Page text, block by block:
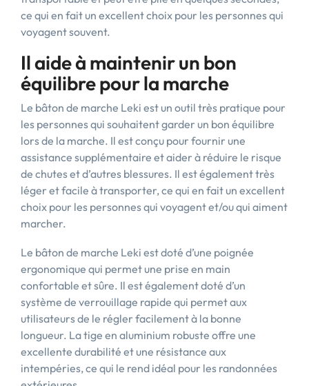
ce qui en fait un excellent choix pour les personnes qui
voyagent souvent.
Il aide à maintenir un bon
équilibre pour la marche
Le bâton de marche Leki est un outil très pratique pour
les personnes qui souhaitent garder un bon équilibre
lors de la marche. Il est conçu pour fournir une
assistance supplémentaire et aider à réduire le risque
de chutes et d’autres blessures. Il est également très
léger et facile à transporter, ce qui en fait un excellent
choix pour les personnes qui voyagent et/ou qui aiment
marcher.
Le bâton de marche Leki est doté d’une poignée
ergonomique qui permet une prise en main
confortable et sûre. Il est également doté d’un
système de verrouillage rapide qui permet aux
utilisateurs de le régler facilement à la bonne
longueur. La tige en aluminium robuste offre une
excellente durabilité et une résistance aux
intempéries, ce qui le rend idéal pour les randonnées